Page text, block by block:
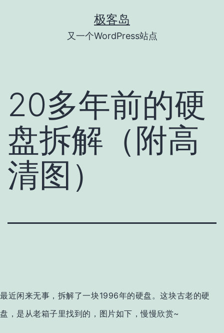
极客岛
又一个WordPress站点
20多年前的硬
盘拆解（附高
清图）
最近闲来无事 ， 拆解了一块1996年的硬盘。这块古老的硬
盘 ， 是从老箱子里找到的 ， 图片如下，慢慢欣赏~